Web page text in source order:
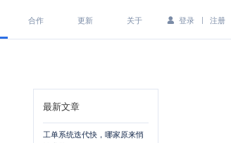
合作 更新 关于 登录 | 注册
最新文章
工单系统迭代快，哪家原来悄